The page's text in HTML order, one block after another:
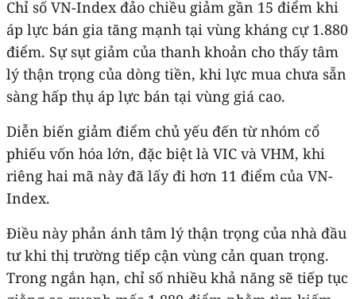
Chỉ số VN-Index đảo chiều giảm gần 15 điểm khi
áp lực bán gia tăng mạnh tại vùng kháng cự 1.880
điểm. Sự sụt giảm của thanh khoản cho thấy tâm
lý thận trọng của dòng tiền, khi lực mua chưa sẵn
sàng hấp thụ áp lực bán tại vùng giá cao.
Diễn biến giảm điểm chủ yếu đến từ nhóm cổ
phiếu vốn hóa lớn, đặc biệt là VIC và VHM, khi
riêng hai mã này đã lấy đi hơn 11 điểm của VN-
Index.
Điều này phản ánh tâm lý thận trọng của nhà đầu
tư khi thị trường tiếp cận vùng cản quan trọng.
Trong ngắn hạn, chỉ số nhiều khả năng sẽ tiếp tục